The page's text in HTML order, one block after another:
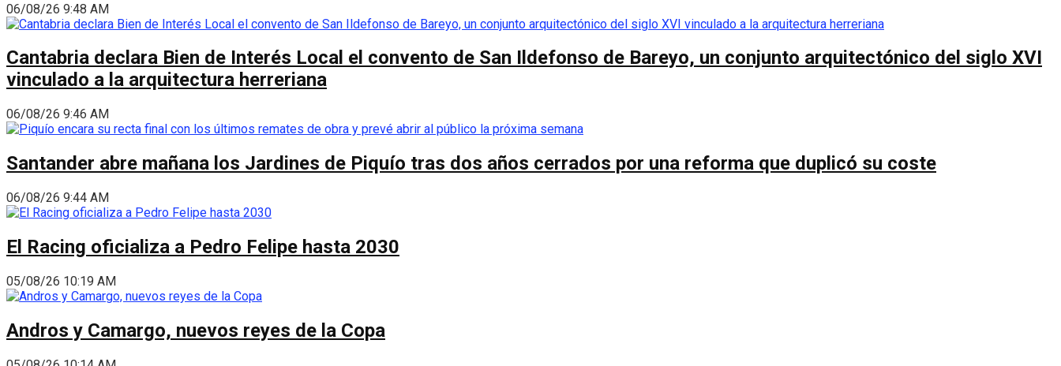
06/08/26 9:48 AM
Cantabria declara Bien de Interés Local el convento de San Ildefonso de Bareyo, un conjunto arquitectónico del siglo XVI
vinculado a la arquitectura herreriana
06/08/26 9:46 AM
Santander abre mañana los Jardines de Piquío tras dos años cerrados por una reforma que duplicó su coste
06/08/26 9:44 AM
El Racing oficializa a Pedro Felipe hasta 2030
05/08/26 10:19 AM
Andros y Camargo, nuevos reyes de la Copa